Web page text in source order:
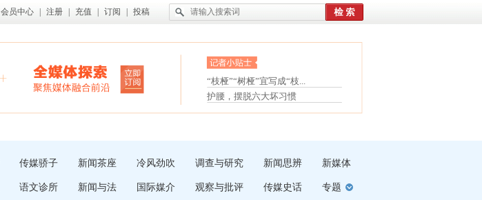
会员中心 注册 充值 订阅 投稿
眼白变红或是结膜下出血
“枝桠”“树桠”宜写成“枝...
夏天缓解疲劳有三招
护腰，摆脱六大坏习惯
受伤了冰敷还是热敷
传媒骄子 新闻茶座 冷风劲吹 调查与研究 新闻思辨 新媒体
语文诊所 新闻与法 国际媒介 观察与批评 传媒史话 专题